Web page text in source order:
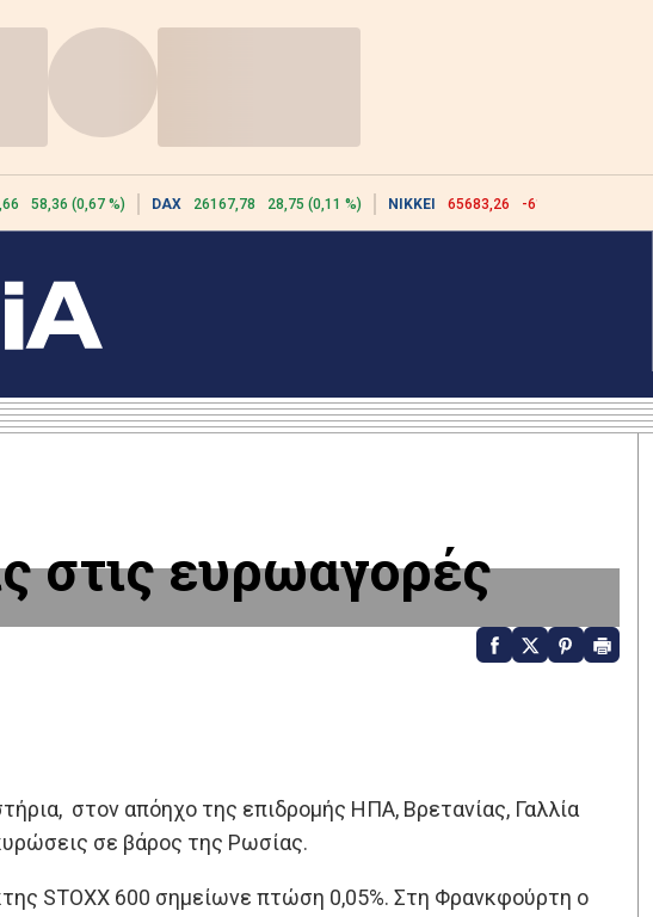
58,36 (0,67 %) DAX 26167,78 28,75 (0,11 %) NIKKEI 65683,26 -617,18 (-0,93 %)
στις ευρωαγορές
στον απόηχο της επιδρομής ΗΠΑ, Βρετανίας, Γαλλία
σε βάρος της Ρωσίας.
STOXX 600 σημείωνε πτώση 0,05%. Στη Φρανκφούρτη ο